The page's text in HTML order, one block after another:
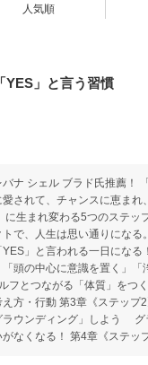
人気順
YES」と言う習慣
ル ブラド氏推薦！ 「神様のエネル
されて、チャンスに恵まれ
に生まれ変わる5つのステッ
トで、人生は思い通りにな
YES」と言われる一日にな
「頭の中心に意識を置く」「
ルフとつながる「体質」を
方・行動 第3章《ステップ
ラウンディング」しよう グ
なくなる！ 第4章《ステッ